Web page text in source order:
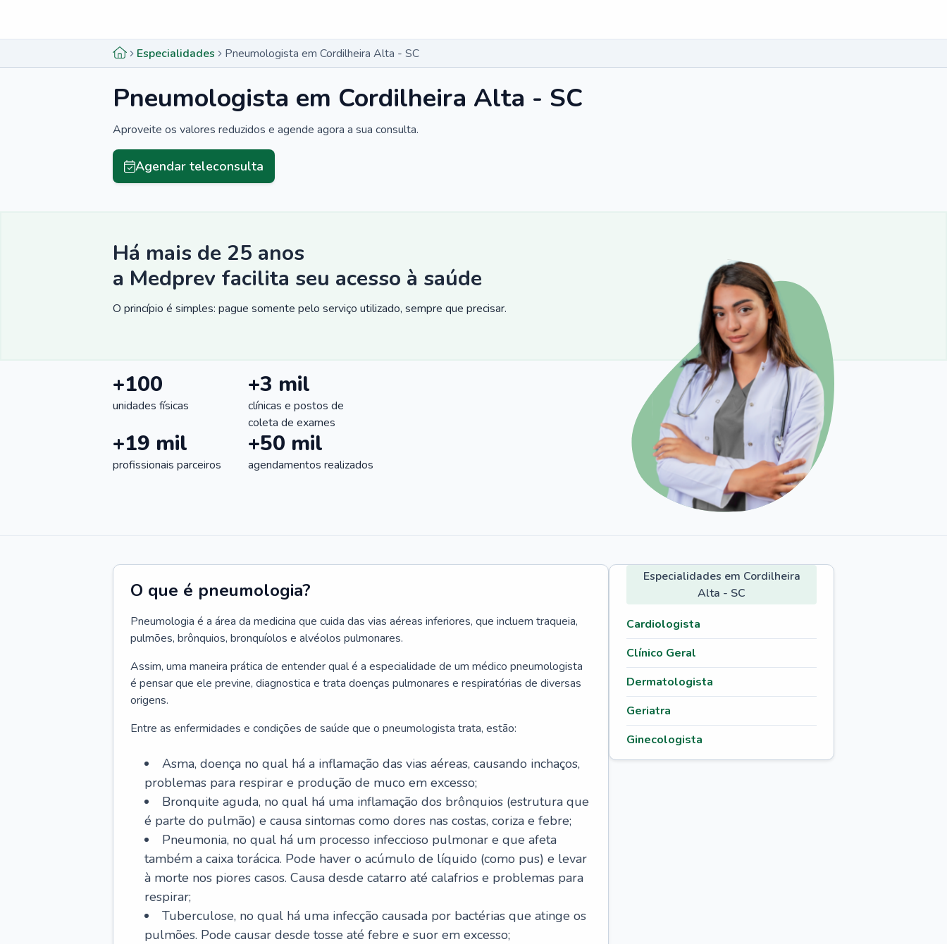
Especialidades Pneumologista em Cordilheira Alta - SC
Pneumologista em Cordilheira Alta - SC
Aproveite os valores reduzidos e agende agora a sua consulta.
Agendar teleconsulta
Há mais de 25 anos
a Medprev facilita seu acesso à saúde
O princípio é simples: pague somente pelo serviço utilizado, sempre que precisar.
+100
unidades físicas
+3 mil
clínicas e postos de
coleta de exames
+19 mil
profissionais parceiros
+50 mil
agendamentos realizados
O que é pneumologia?
Pneumologia é a área da medicina que cuida das vias aéreas inferiores, que incluem traqueia,
pulmões, brônquios, bronquíolos e alvéolos pulmonares.
Assim, uma maneira prática de entender qual é a especialidade de um médico pneumologista
é pensar que ele previne, diagnostica e trata doenças pulmonares e respiratórias de diversas
origens.
Entre as enfermidades e condições de saúde que o pneumologista trata, estão:
Asma, doença no qual há a inflamação das vias aéreas, causando inchaços,
problemas para respirar e produção de muco em excesso;
Bronquite aguda, no qual há uma inflamação dos brônquios (estrutura que
é parte do pulmão) e causa sintomas como dores nas costas, coriza e febre;
Pneumonia, no qual há um processo infeccioso pulmonar e que afeta
também a caixa torácica. Pode haver o acúmulo de líquido (como pus) e levar
à morte nos piores casos. Causa desde catarro até calafrios e problemas para
respirar;
Tuberculose, no qual há uma infecção causada por bactérias que atinge os
pulmões. Pode causar desde tosse até febre e suor em excesso;
Especialidades em Cordilheira
Alta - SC
Cardiologista
Clínico Geral
Dermatologista
Geriatra
Ginecologista